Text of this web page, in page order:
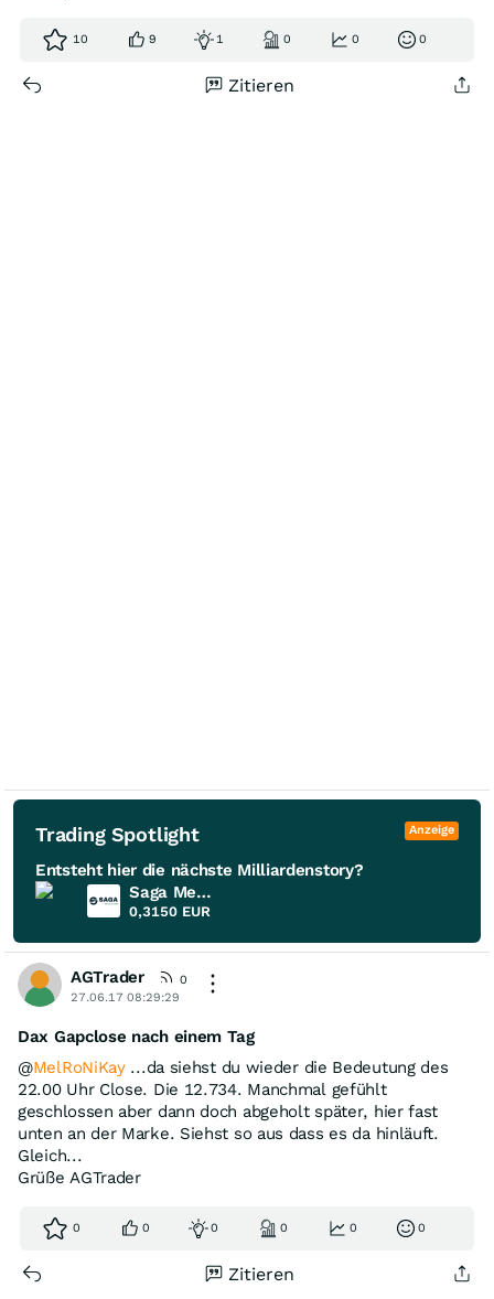
10 9 1 0 0 0
Zitieren
Trading Spotlight Anzeige
Entsteht hier die nächste Milliardenstory?
Saga Metals
0,3150 EUR
AGTrader
0
27.06.17 08:29:29
Dax Gapclose nach einem Tag
@MelRoNiKay...da siehst du wieder die Bedeutung des
22.00 Uhr Close. Die 12.734. Manchmal gefühlt
geschlossen aber dann doch abgeholt später, hier fast
unten an der Marke. Siehst so aus dass es da hinläuft.
Gleich...
Grüße AGTrader
0 0 0 0 0 0
Zitieren